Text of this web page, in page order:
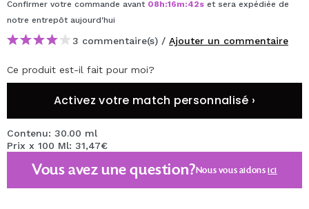
Confirmer votre commande avant 08h:16m:42s et sera expédiée de
notre entrepôt aujourd'hui
3 commentaire(s) / Ajouter un commentaire
Ce produit est-il fait pour moi?
Activez votre match personnalisé ›
Contenu: 30.00 ml
Prix x 100 Ml: 31,47€
Vous avez une question?Nous vous aidonsici